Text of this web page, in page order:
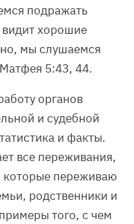
подражать
видит хорошие
мы слушаемся
5:43, 44.
органов
и судебной
и факты.
все переживания,
которые переживаю
родственники и
того, с чем